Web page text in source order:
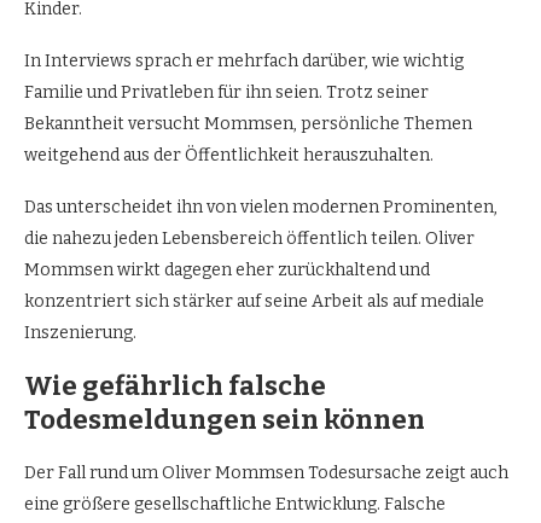
Kinder.
In Interviews sprach er mehrfach darüber, wie wichtig
Familie und Privatleben für ihn seien. Trotz seiner
Bekanntheit versucht Mommsen, persönliche Themen
weitgehend aus der Öffentlichkeit herauszuhalten.
Das unterscheidet ihn von vielen modernen Prominenten,
die nahezu jeden Lebensbereich öffentlich teilen. Oliver
Mommsen wirkt dagegen eher zurückhaltend und
konzentriert sich stärker auf seine Arbeit als auf mediale
Inszenierung.
Wie gefährlich falsche
Todesmeldungen sein können
Der Fall rund um Oliver Mommsen Todesursache zeigt auch
eine größere gesellschaftliche Entwicklung. Falsche